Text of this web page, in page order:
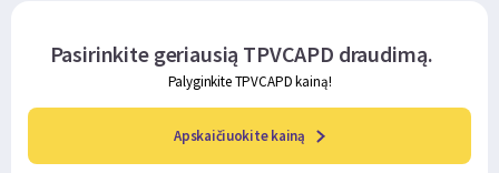
Pasirinkite geriausią TPVCAPD draudimą.
Palyginkite TPVCAPD kainą!
Apskaičiuokite kainą